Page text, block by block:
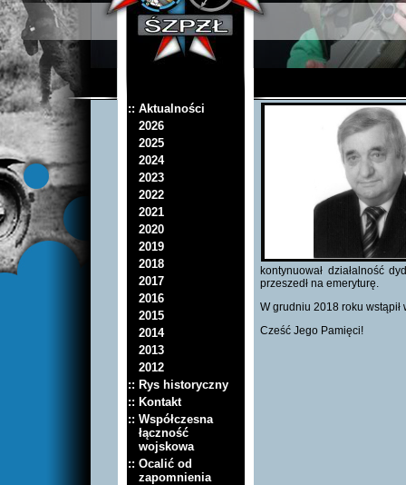
:: Aktualności
2026
2025
2024
2023
2022
2021
2020
2019
2018
2017
2016
2015
2014
2013
2012
:: Rys historyczny
:: Kontakt
:: Współczesna
łączność
wojskowa
:: Ocalić od
zapomnienia
kontynuował działalność
przeszedł na emeryturę.
W grudniu 2018 roku
Cześć Jego Pamięci!